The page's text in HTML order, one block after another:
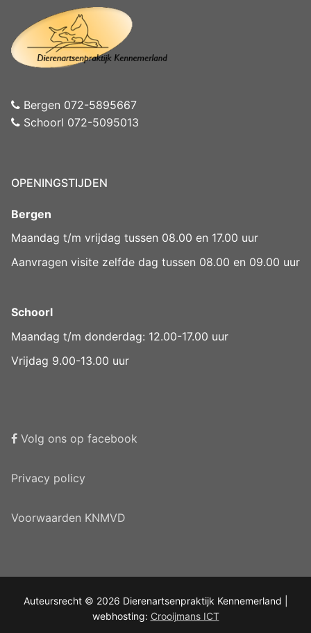
Bergen 072-5895667
Schoorl 072-5095013
OPENINGSTIJDEN
Bergen
Maandag t/m vrijdag tussen 08.00 en 17.00 uur
Aanvragen visite zelfde dag tussen 08.00 en 09.00 uur
Schoorl
Maandag t/m donderdag: 12.00-17.00 uur
Vrijdag 9.00-13.00 uur
Volg ons op facebook
Privacy policy
Voorwaarden KNMVD
Auteursrecht © 2026 Dierenartsenpraktijk Kennemerland |
webhosting: Crooijmans ICT